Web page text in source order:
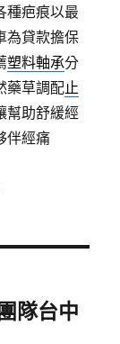
種疤痕以最
為貸款擔保
塑料軸承分
藥草調配止
幫助舒緩經
伴經痛
隊台中